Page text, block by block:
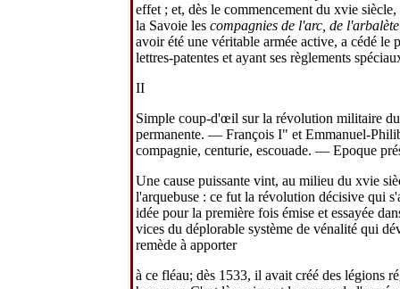
effet ; et, dès le commencement du xvie
la Savoie les compagnies de l'arc, de
avoir été une véritable armée active, a cédé le
lettres-patentes et ayant ses règlements
II
Simple coup-d'œil sur la révolution militaire
permanente. — François I" et Emmanuel-
compagnie, centurie, escouade. — Epoque
Une cause puissante vint, au milieu du xvie
l'arquebuse : ce fut la révolution décisive qui
idée pour la première fois émise et essayée
vices du déplorable système de vénalité qui
remède à apporter
à ce fléau; dès 1533, il avait créé des légions